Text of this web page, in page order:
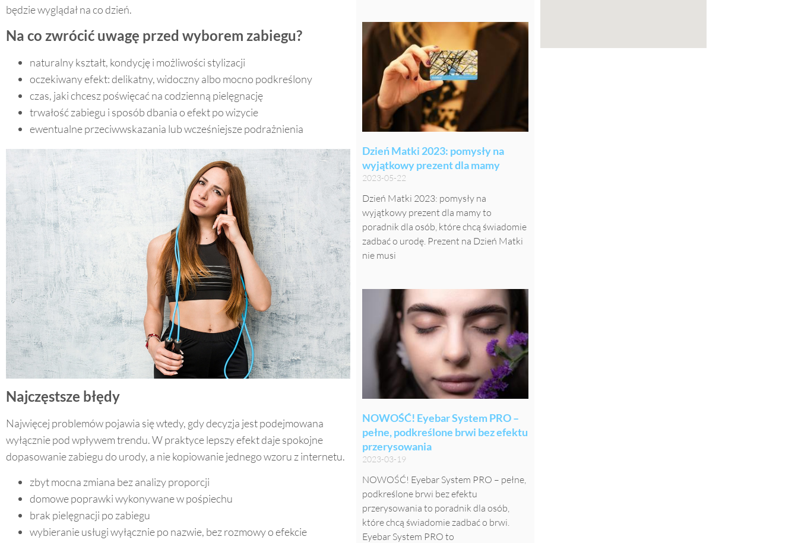
będzie wyglądał na co dzień.
Na co zwrócić uwagę przed wyborem zabiegu?
naturalny kształt, kondycję i możliwości stylizacji
oczekiwany efekt: delikatny, widoczny albo mocno podkreślony
czas, jaki chcesz poświęcać na codzienną pielęgnację
trwałość zabiegu i sposób dbania o efekt po wizycie
ewentualne przeciwwskazania lub wcześniejsze podrażnienia
Najczęstsze błędy
Najwięcej problemów pojawia się wtedy, gdy decyzja jest podejmowana
wyłącznie pod wpływem trendu. W praktyce lepszy efekt daje spokojne
dopasowanie zabiegu do urody, a nie kopiowanie jednego wzoru z internetu.
zbyt mocna zmiana bez analizy proporcji
domowe poprawki wykonywane w pośpiechu
brak pielęgnacji po zabiegu
wybieranie usługi wyłącznie po nazwie, bez rozmowy o efekcie
Dzień Matki 2023: pomysły na
wyjątkowy prezent dla mamy
2023-05-22
Dzień Matki 2023: pomysły na
wyjątkowy prezent dla mamy to
poradnik dla osób, które chcą świadomie
zadbać o urodę. Prezent na Dzień Matki
nie musi
NOWOŚĆ! Eyebar System PRO –
pełne, podkreślone brwi bez efektu
przerysowania
2023-03-19
NOWOŚĆ! Eyebar System PRO – pełne,
podkreślone brwi bez efektu
przerysowania to poradnik dla osób,
które chcą świadomie zadbać o brwi.
Eyebar System PRO to
-20% NA PIERWSZĄ WIZYTĘ
Zarejestruj się i odbierz
voucher zniżkowy
pierwszej wizyty. Naliczana od cen
regularnych i nie łączy się z innymi